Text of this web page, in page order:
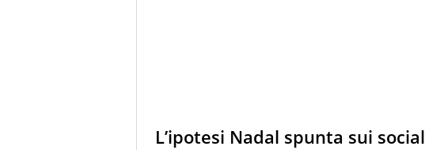
L’ipotesi Nadal spunta sui social